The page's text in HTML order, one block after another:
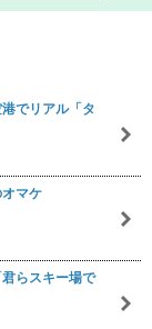
でリアル「タ
マケ
らスキー場で